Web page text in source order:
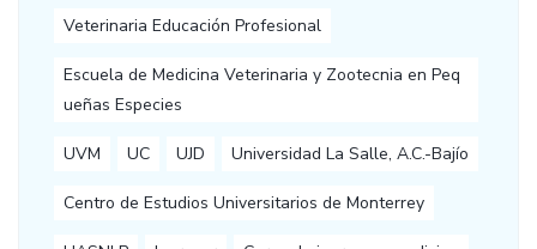
Veterinaria Educación Profesional
Escuela de Medicina Veterinaria y Zootecnia en Peq
ueñas Especies
UVM UC UJD Universidad La Salle, A.C.-Bajío
Centro de Estudios Universitarios de Monterrey